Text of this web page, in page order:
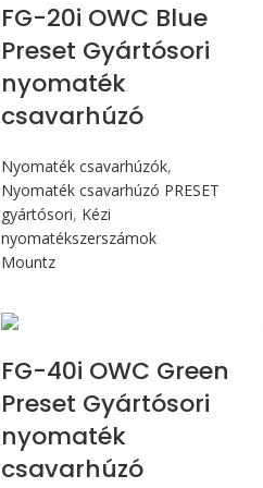
FG-20i OWC Blue
Preset Gyártósori
nyomaték
csavarhúzó
Nyomaték csavarhúzók,
Nyomaték csavarhúzó PRESET
gyártósori, Kézi
nyomatékszerszámok
Mountz
FG-40i OWC Green
Preset Gyártósori
nyomaték
csavarhúzó